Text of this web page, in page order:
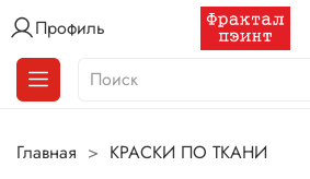
Профиль
Главная КРАСКИ ПО ТКАНИ